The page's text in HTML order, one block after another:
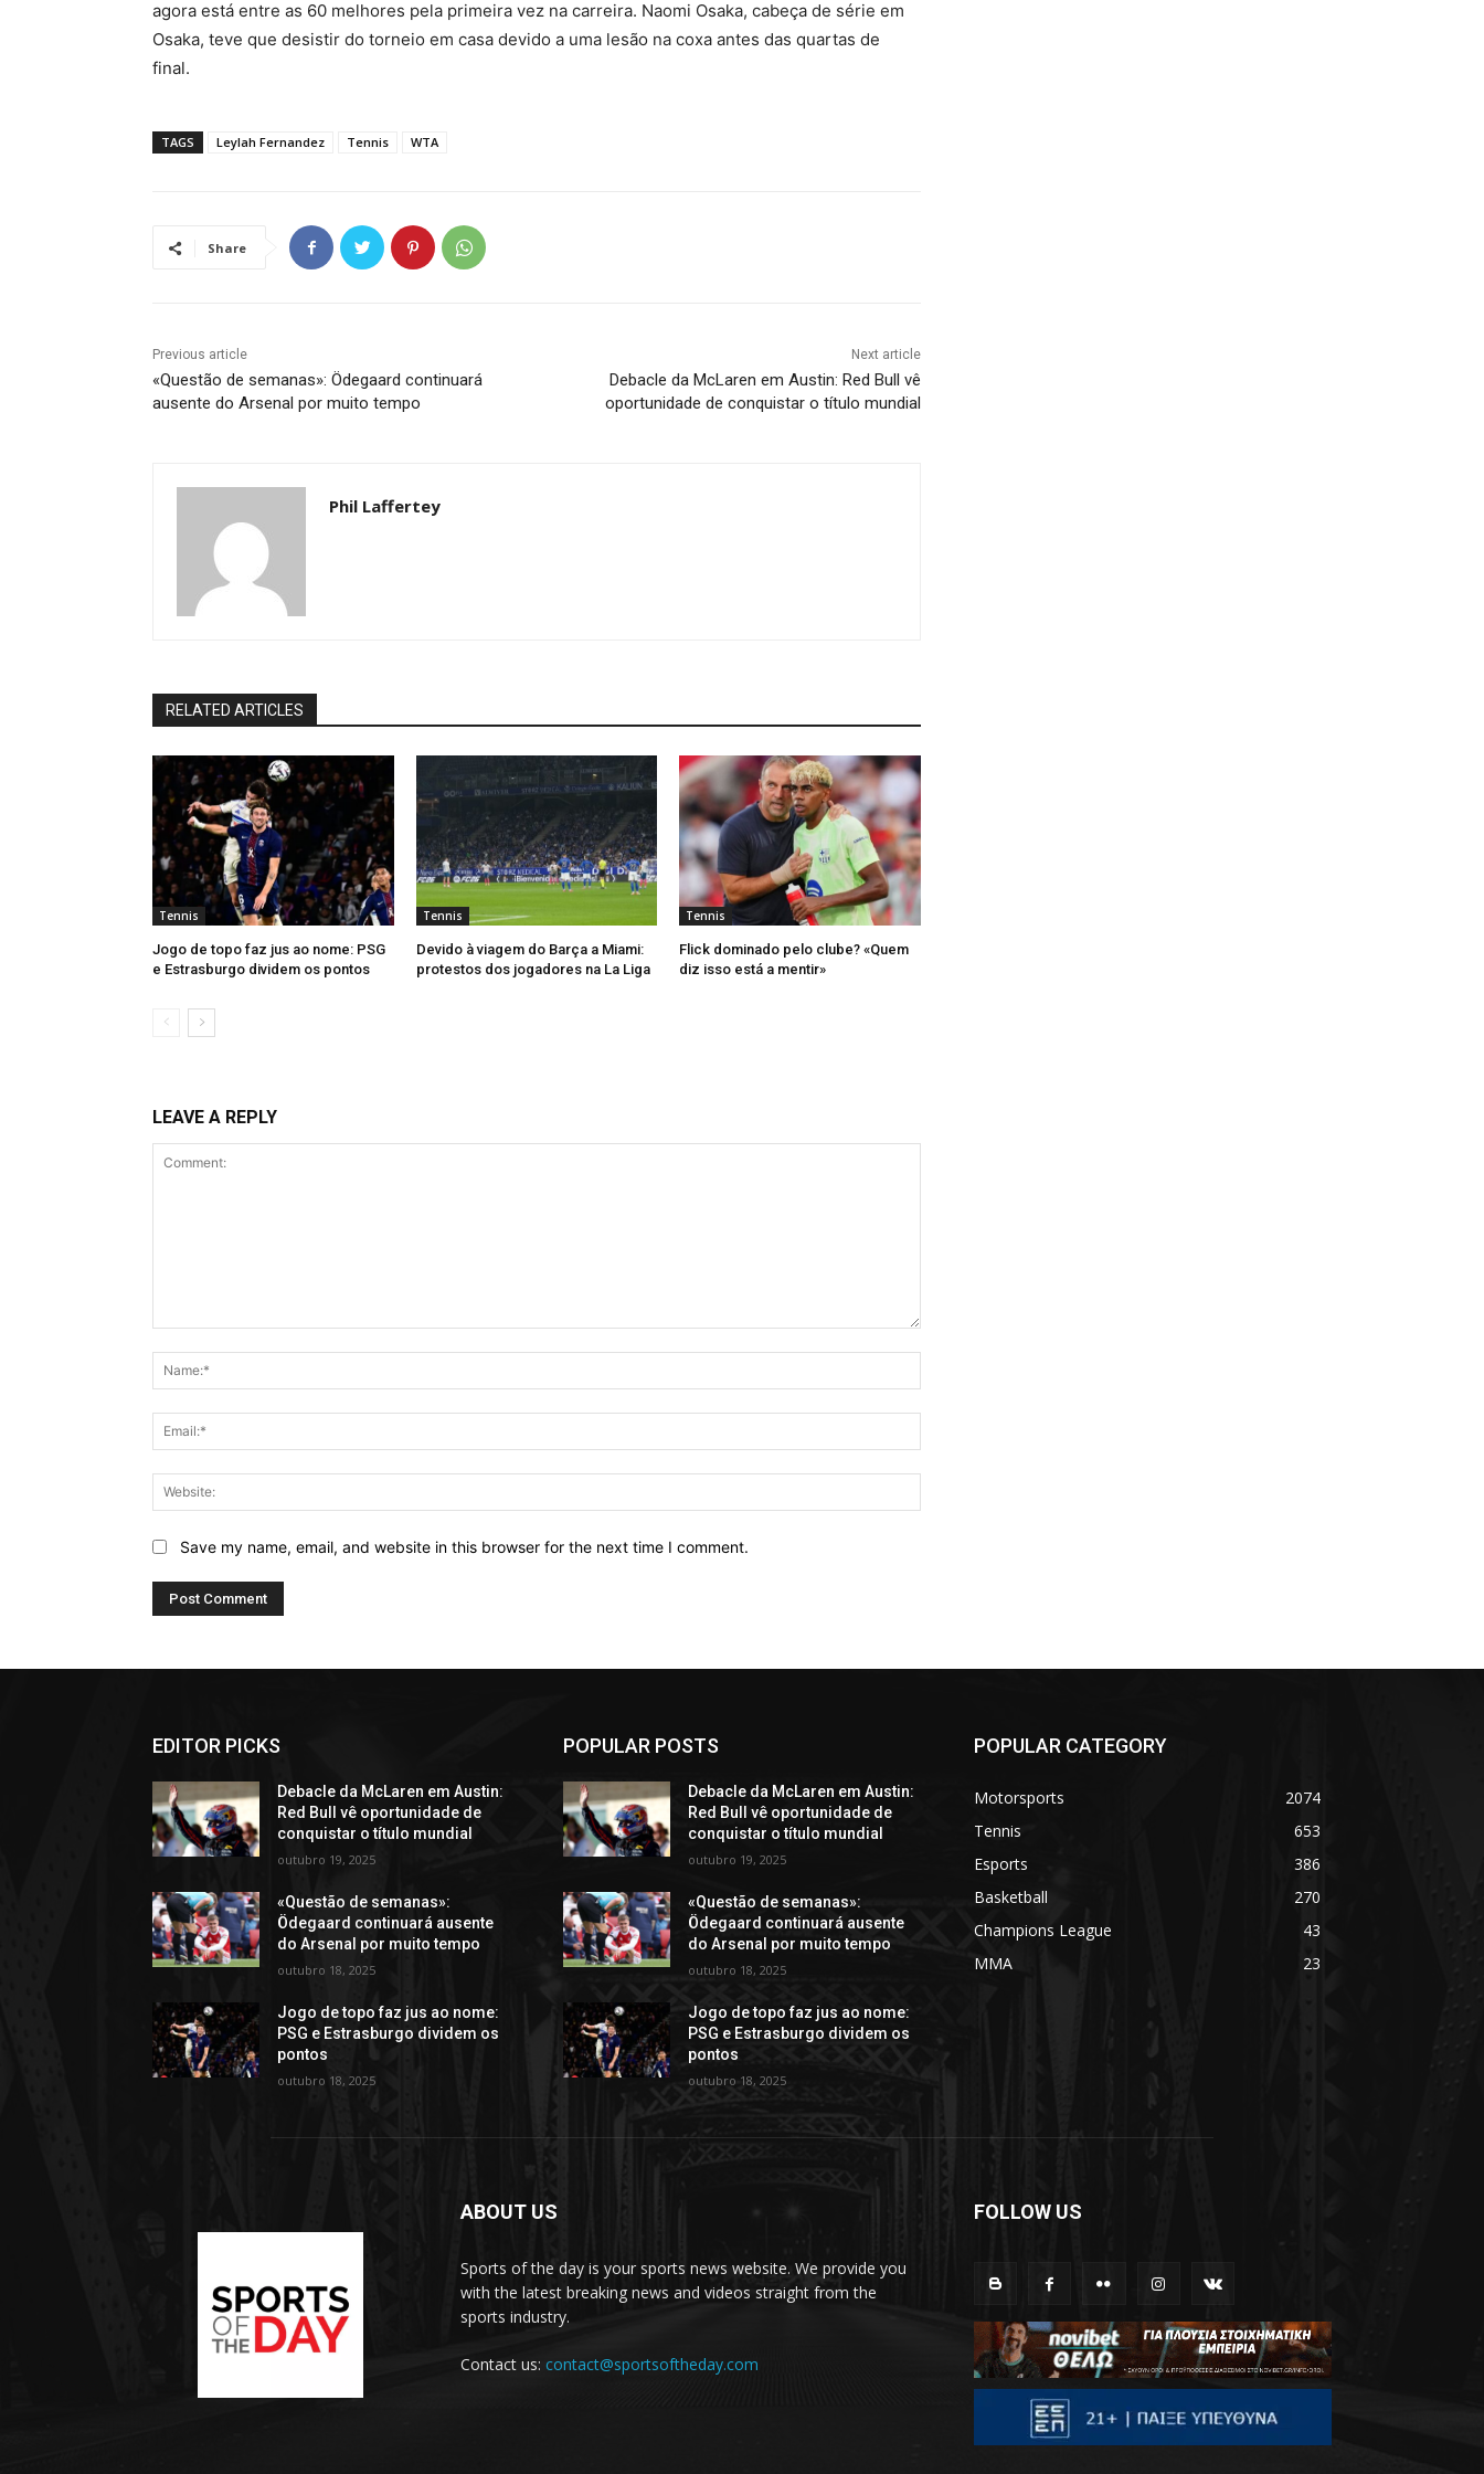
agora está entre as 60 melhores pela primeira vez na carreira. Naomi Osaka, cabeça de série em
Osaka, teve que desistir do torneio em casa devido a uma lesão na coxa antes das quartas de
final.
TAGS Leylah Fernandez Tennis WTA
Share
Previous article
«Questão de semanas»: Ödegaard continuará
ausente do Arsenal por muito tempo
Next article
Debacle da McLaren em Austin: Red Bull vê
oportunidade de conquistar o título mundial
Phil Laffertey
RELATED ARTICLES
Tennis
Jogo de topo faz jus ao nome: PSG
e Estrasburgo dividem os pontos
Tennis
Devido à viagem do Barça a Miami:
protestos dos jogadores na La Liga
Tennis
Flick dominado pelo clube? «Quem
diz isso está a mentir»
LEAVE A REPLY
Save my name, email, and website in this browser for the next time I comment.
EDITOR PICKS
Debacle da McLaren em Austin:
Red Bull vê oportunidade de
conquistar o título mundial
outubro 19, 2025
«Questão de semanas»:
Ödegaard continuará ausente
do Arsenal por muito tempo
outubro 18, 2025
Jogo de topo faz jus ao nome:
PSG e Estrasburgo dividem os
pontos
outubro 18, 2025
POPULAR POSTS
Debacle da McLaren em Austin:
Red Bull vê oportunidade de
conquistar o título mundial
outubro 19, 2025
«Questão de semanas»:
Ödegaard continuará ausente
do Arsenal por muito tempo
outubro 18, 2025
Jogo de topo faz jus ao nome:
PSG e Estrasburgo dividem os
pontos
outubro 18, 2025
POPULAR CATEGORY
Motorsports
2074
Tennis
653
Esports
386
Basketball
270
Champions League
43
MMA
23
ABOUT US
Sports of the day is your sports news website. We provide you
with the latest breaking news and videos straight from the
sports industry.
Contact us: contact@sportsoftheday.com
FOLLOW US